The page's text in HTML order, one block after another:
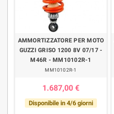
AMMORTIZZATORE PER MOTO
GUZZI GRISO 1200 8V 07/17 -
M46R - MM10102R-1
MM10102R-1
1.687,00 €
Disponibile in 4/6 giorni